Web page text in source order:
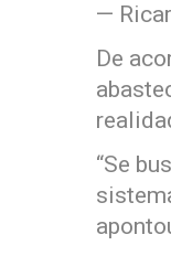
—
De
“Se